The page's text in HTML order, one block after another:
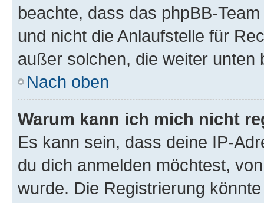
beachte, dass das phpBB-
und nicht die Anlaufstelle für
außer solchen, die weiter unten
Nach oben
Warum kann ich mich nicht
Es kann sein, dass deine IP-
du dich anmelden möchtest,
wurde. Die Registrierung